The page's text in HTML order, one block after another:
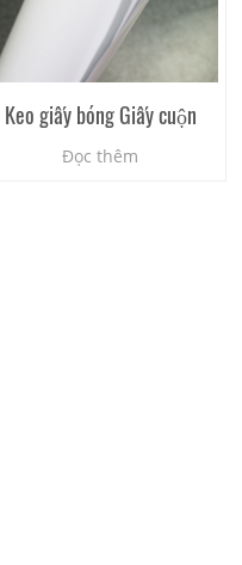
Keo giấy bóng Giấy cuộn
Đọc thêm